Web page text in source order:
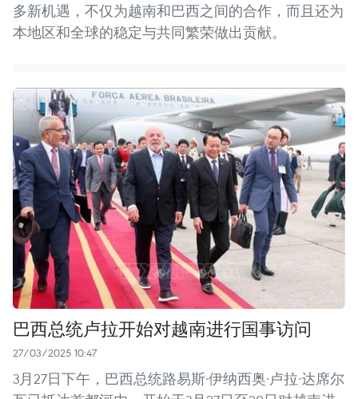
多新机遇，不仅为越南和巴西之间的合作，而且还为
本地区和全球的稳定与共同繁荣做出贡献。
巴西总统卢拉开始对越南进行国事访问
27/03/2025 10:47
3月27日下午，巴西总统路易斯·伊纳西奥·卢拉·达席尔